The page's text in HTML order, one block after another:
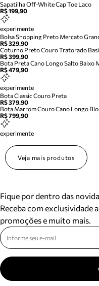
Sapatilha Off-White Cap Toe Laco
R$ 199,90
experimente
Bolsa Shopping Preto Mercato
R$ 329,90
Coturno Preto Couro Tratorado
R$ 399,90
Bota Preta Cano Longo Salto Baixo
R$ 479,90
experimente
Bota Classic Couro Preta
R$ 379,90
Bota Marrom Couro Cano Longo
R$ 799,90
experimente
Veja mais produtos
Fique por dentro das
Receba com exclusividade
promoções e muito mais.